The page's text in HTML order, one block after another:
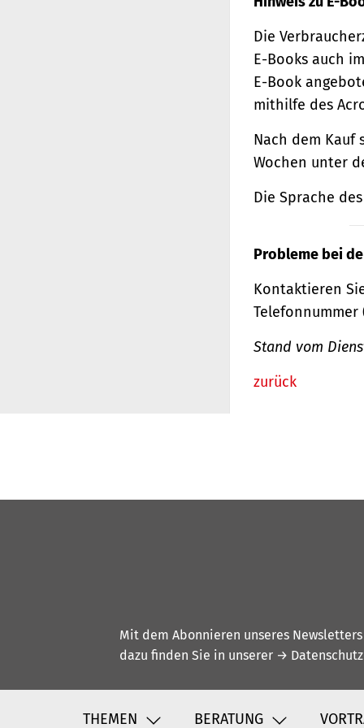
Die
E-Books auch
E-Book
mithilfe des
Nach dem
Wochen unter
Die Sprache
Probleme bei
Kontaktieren
Telefonnummer
Stand vom
zurück
Mit dem Abonnieren unseres
dazu finden Sie in unserer →
THEMEN BERATUNG